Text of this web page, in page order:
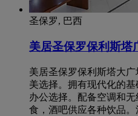
圣保罗, 巴西
美居圣保罗保利斯塔
美居圣保罗保利斯塔大
美选择。拥有现代化的
办公选择。配备空调和
食，酒吧供应各种饮品。